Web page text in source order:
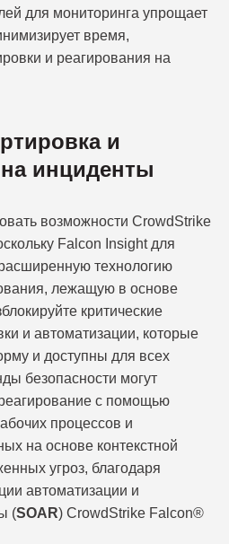
для мониторинга упрощает
время,
и реагирования на
и
инциденты
возможности CrowdStrike
Falcon Insight для
технологию
лежащую в основе
критические
и автоматизации, которые
и доступны для всех
безопасности могут
с помощью
процессов и
на основе контекстной
угроз, благодаря
автоматизации и
(SOAR) CrowdStrike Falcon®